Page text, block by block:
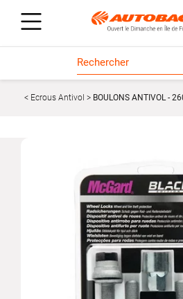
Ecrous Antivol BOULONS ANTIVOL -